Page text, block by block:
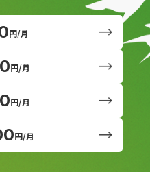
円/月
円/月
円/月
円/月